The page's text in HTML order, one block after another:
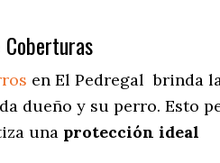
Coberturas
en El Pedregal brinda
dueño y su perro. Esto
una protección ideal